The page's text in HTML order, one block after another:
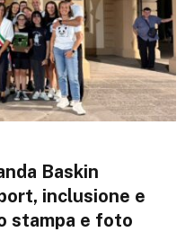
Baskin
inclusione e
stampa e foto